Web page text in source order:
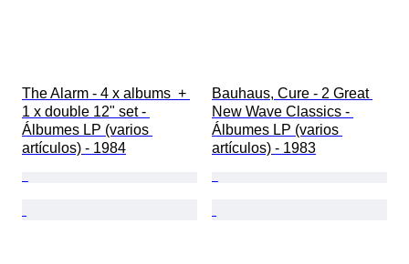
The Alarm - 4 x albums  +
1 x double 12" set -
Álbumes LP (varios
artículos) - 1984
Bauhaus, Cure - 2 Great
New Wave Classics -
Álbumes LP (varios
artículos) - 1983